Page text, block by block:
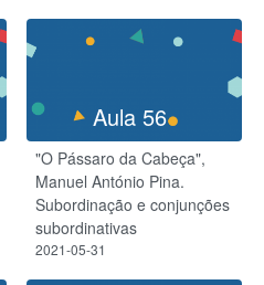
Aula 56
"O Pássaro da Cabeça",
Manuel António Pina.
Subordinação e conjunções
subordinativas
2021-05-31